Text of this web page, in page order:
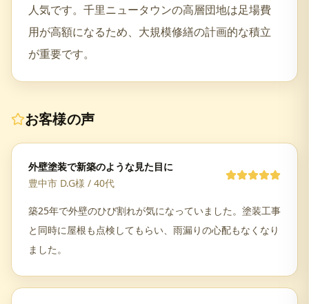
人気です。千里ニュータウンの高層団地は足場費
用が高額になるため、大規模修繕の計画的な積立
が重要です。
お客様の声
外壁塗装で新築のような見た目に
豊中市 D.G様 / 40代
築25年で外壁のひび割れが気になっていました。塗装工事
と同時に屋根も点検してもらい、雨漏りの心配もなくなり
ました。